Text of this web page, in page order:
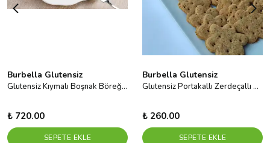
Burbella Glutensiz
Glutensiz Kıymalı Boşnak Böreği 400 g
₺ 720.00
SEPETE EKLE
Burbella Glutensiz
Glutensiz Portakallı Zerdeçallı Bisküvi
₺ 260.00
SEPETE EKLE